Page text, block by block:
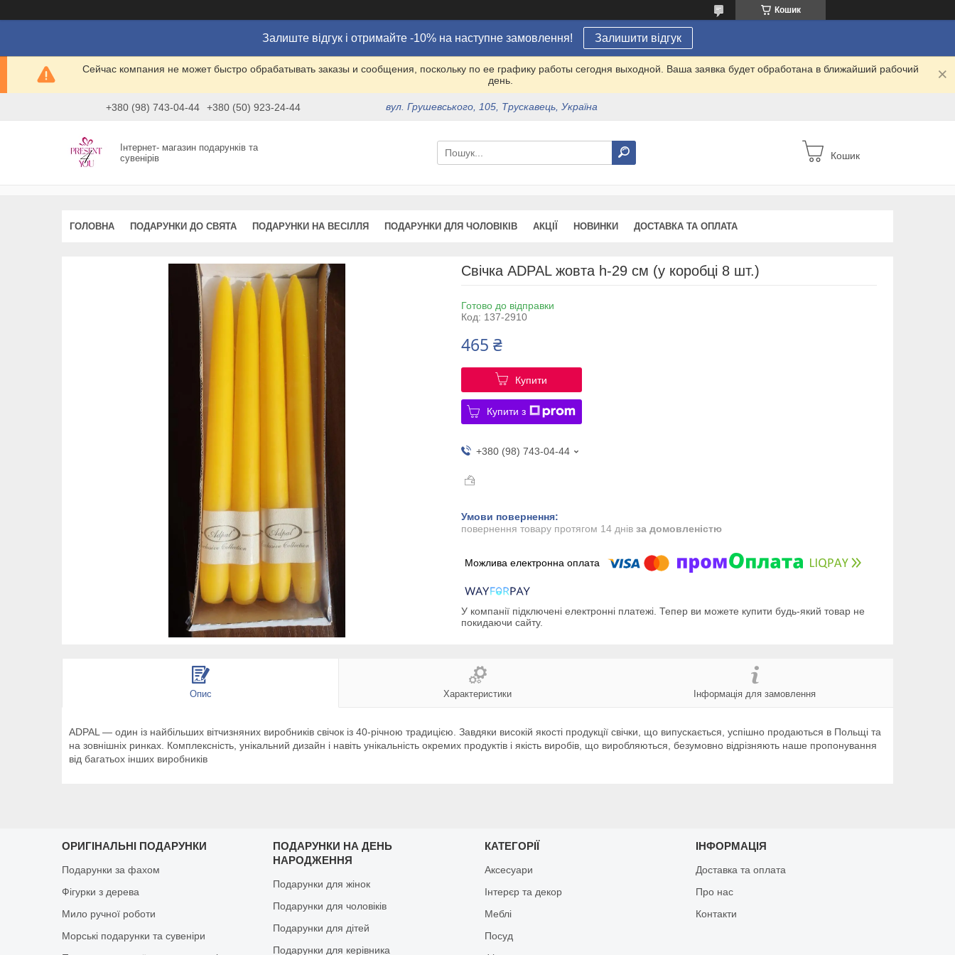
Кошик
Залиште відгук і отримайте -10% на наступне замовлення! Залишити відгук
Сейчас компания не может быстро обрабатывать заказы и сообщения, поскольку по ее графику работы сегодня выходной. Ваша заявка будет обработана в ближайший рабочий
день.
+380 (98) 743-04-44 +380 (50) 923-24-44 вул. Грушевського, 105, Трускавець, Україна
Інтернет- магазин подарунків та
сувенірів
Кошик
ГОЛОВНА ПОДАРУНКИ ДО СВЯТА ПОДАРУНКИ НА ВЕСІЛЛЯ ПОДАРУНКИ ДЛЯ ЧОЛОВІКІВ АКЦІЇ НОВИНКИ ДОСТАВКА ТА ОПЛАТА
Свічка ADPAL жовта h-29 см (у коробці 8 шт.)
Готово до відправки
Код: 137-2910
465 ₴
Купити
Купити з
+380 (98) 743-04-44
повернення товару протягом 14 днів за домовленістю
У компанії підключені електронні платежі. Тепер ви можете купити будь-який товар не
покидаючи сайту.
Опис Характеристики Інформація для замовлення
ADPAL — один із найбільших вітчизняних виробників свічок із 40-річною традицією. Завдяки високій якості продукції свічки, що випускається, успішно продаються в Польщі та
на зовнішніх ринках. Комплексність, унікальний дизайн і навіть унікальність окремих продуктів і якість виробів, що виробляються, безумовно відрізняють наше пропонування
від багатьох інших виробників
ОРИГІНАЛЬНІ ПОДАРУНКИ
Подарунки за фахом
Фігурки з дерева
Мило ручної роботи
Морські подарунки та сувеніри
ПОДАРУНКИ НА ДЕНЬ
НАРОДЖЕННЯ
Подарунки для жінок
Подарунки для чоловіків
Подарунки для дітей
Подарунки для керівника
КАТЕГОРІЇ
Аксесуари
Інтерєр та декор
Меблі
Посуд
ІНФОРМАЦІЯ
Доставка та оплата
Про нас
Контакти